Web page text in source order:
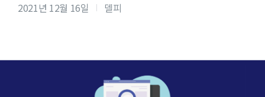
2021년 12월 16일 델피